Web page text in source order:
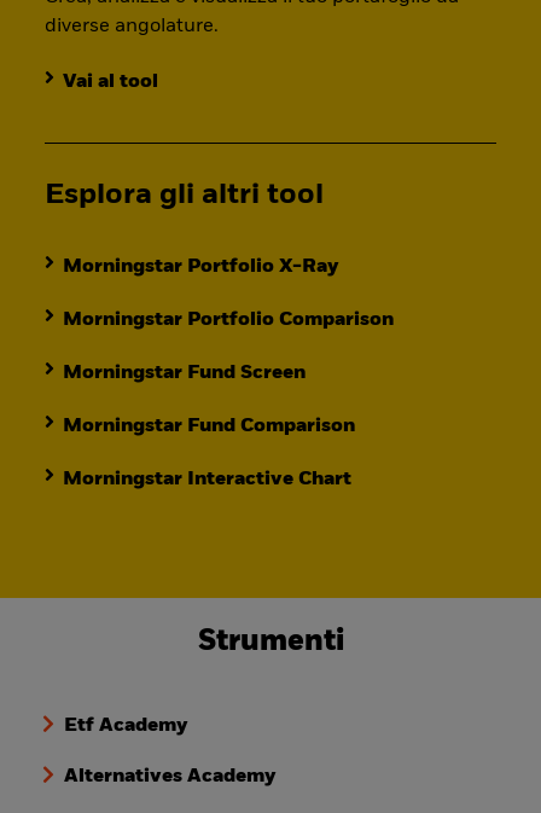
diverse angolature.
Vai al tool
Esplora gli altri tool
Morningstar Portfolio X-Ray
Morningstar Portfolio Comparison
Morningstar Fund Screen
Morningstar Fund Comparison
Morningstar Interactive Chart
Strumenti
Etf Academy
Alternatives Academy